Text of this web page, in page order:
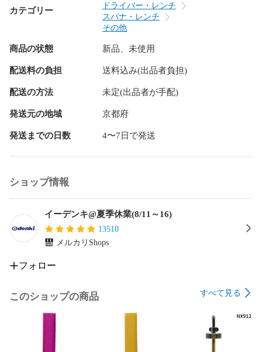
カテゴリー
ドライバー・レンチ
スパナ・レンチ
その他
商品の状態 新品、未使用
配送料の負担 送料込み(出品者負担)
配送の方法 未定(出品者が手配)
発送元の地域 京都府
発送までの日数 4〜7日で発送
ショップ情報
イーデンキ@夏季休業(8/11～16)
13510
メルカリShops
フォロー
このショップの商品 すべて見る